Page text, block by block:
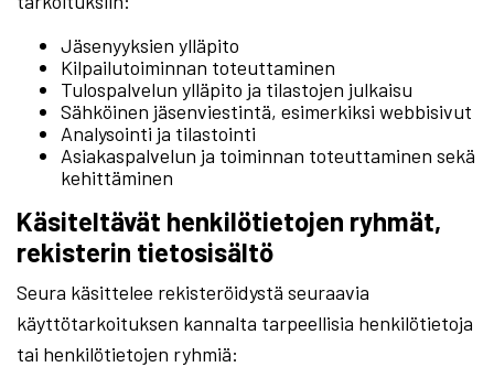
Jäsenyyksien ylläpito
Kilpailutoiminnan toteuttaminen
Tulospalvelun ylläpito ja tilastojen julkaisu
Sähköinen jäsenviestintä, esimerkiksi webbisivut
Analysointi ja tilastointi
Asiakaspalvelun ja toiminnan toteuttaminen sekä
kehittäminen
Käsiteltävät henkilötietojen ryhmät,
rekisterin tietosisältö
Seura käsittelee rekisteröidystä seuraavia
käyttötarkoituksen kannalta tarpeellisia henkilötietoja
tai henkilötietojen ryhmiä: